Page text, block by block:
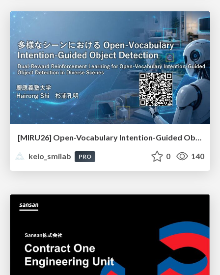
[MIRU26] Open-Vocabulary Intention-Guided Object Detection in Diverse Scenes
keio_smilab
PRO 0 140